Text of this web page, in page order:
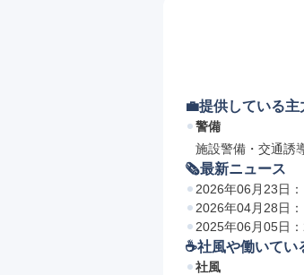
💼提供している
警備
施設警備・交通誘
🗞最新ニュース
2026年06月23日
2026年04月28日
2025年06月05日
☕️社風や働いてい
社風